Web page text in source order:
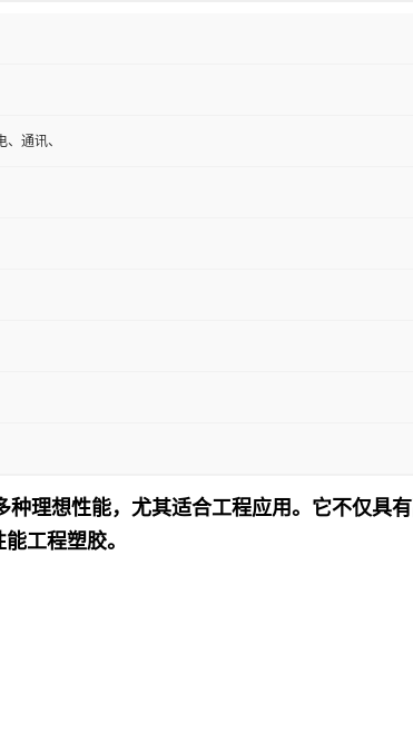
通讯、
理想性能，尤其适合工程应用。它不仅具
工程塑胶。